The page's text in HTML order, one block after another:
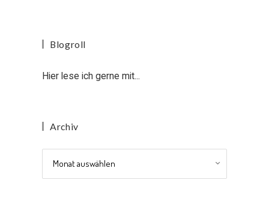
Blogroll
Hier lese ich gerne mit...
Archiv